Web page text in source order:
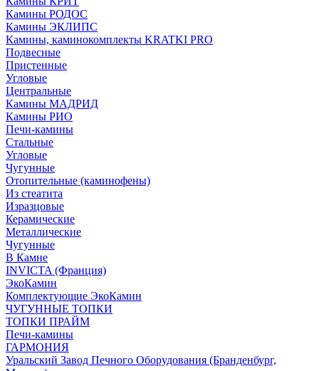
Камины РОДОС
Камины ЭКЛИПС
Камины, каминокомплекты KRATKI PRO
Подвесные
Пристенные
Угловые
Центральные
Камины МАДРИД
Камины РИО
Печи-камины
Стальные
Угловые
Чугунные
Отопительные (каминофены)
Из стеатита
Изразцовые
Керамические
Металлические
Чугунные
В Камне
INVICTA (Франция)
ЭкоКамин
Комплектующие ЭкоКамин
ЧУГУННЫЕ ТОПКИ
ТОПКИ ПРАЙМ
Печи-камины
ГАРМОНИЯ
Уральский Завод Печного Оборудования (Бранденбург,